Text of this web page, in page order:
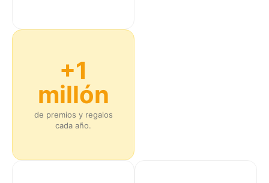
+1
millón
de premios y regalos
cada año.